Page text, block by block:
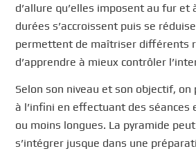
d’allure qu’elles imposent au fur et
durées s’accroissent puis se
permettent de maîtriser différents
d’apprendre à mieux contrôler
Selon son niveau et son objectif,
à l’infini en effectuant des séances
ou moins longues. La pyramide
s’intégrer jusque dans une